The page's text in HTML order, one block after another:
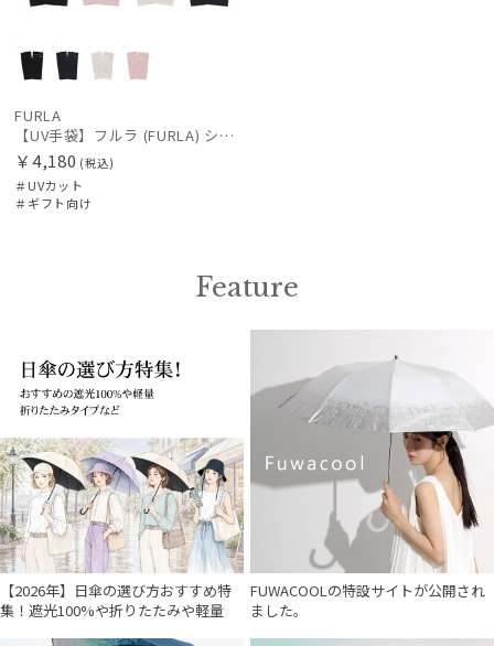
FURLA
【UV手袋】フルラ (FURLA) ショート ＵＶ手袋 ロゴ刺繍 指無し
￥4,180 (税込)
＃UVカット
＃ギフト向け
Feature
【2026年】日傘の選び方おすすめ特
集！遮光100%や折りたたみや軽量
FUWACOOLの特設サイトが公開され
ました。